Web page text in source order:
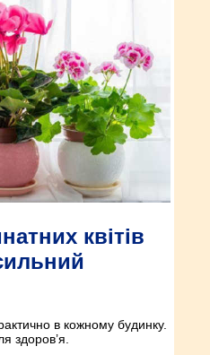
квітів
в кожному будинку.
здоров’я.